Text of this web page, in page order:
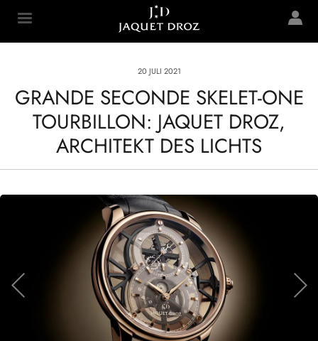
content
Jaquet Droz
20 JULI 2021
GRANDE SECONDE SKELET-ONE
TOURBILLON: JAQUET DROZ,
ARCHITEKT DES LICHTS